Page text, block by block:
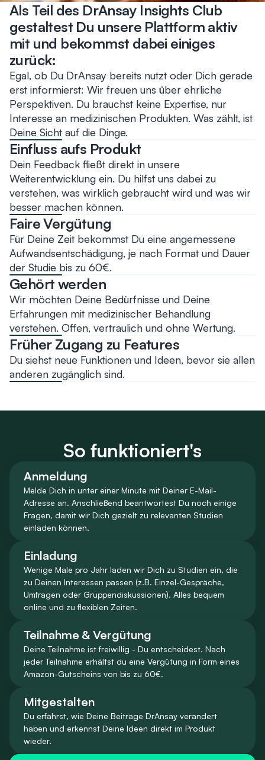
Als Teil des DrAnsay Insights Club
gestaltest Du unsere Plattform aktiv
mit und bekommst dabei einiges
zurück:
Egal, ob Du DrAnsay bereits nutzt oder Dich gerade
erst informierst: Wir freuen uns über ehrliche
Perspektiven. Du brauchst keine Expertise, nur
Interesse an medizinischen Produkten. Was zählt, ist
Deine Sicht auf die Dinge.
Einfluss aufs Produkt
Dein Feedback fließt direkt in unsere
Weiterentwicklung ein. Du hilfst uns dabei zu
verstehen, was wirklich gebraucht wird und was wir
besser machen können.
Faire Vergütung
Für Deine Zeit bekommst Du eine angemessene
Aufwandsentschädigung, je nach Format und Dauer
der Studie bis zu 60€.
Gehört werden
Wir möchten Deine Bedürfnisse und Deine
Erfahrungen mit medizinischer Behandlung
verstehen. Offen, vertraulich und ohne Wertung.
Früher Zugang zu Features
Du siehst neue Funktionen und Ideen, bevor sie allen
anderen zugänglich sind.
So funktioniert's
Anmeldung
Melde Dich in unter einer Minute mit Deiner E-Mail-
Adresse an. Anschließend beantwortest Du noch einige
Fragen, damit wir Dich gezielt zu relevanten Studien
einladen können.
Einladung
Wenige Male pro Jahr laden wir Dich zu Studien ein, die
zu Deinen Interessen passen (z.B. Einzel-Gespräche,
Umfragen oder Gruppendiskussionen). Alles bequem
online und zu flexiblen Zeiten.
Teilnahme & Vergütung
Deine Teilnahme ist freiwillig - Du entscheidest. Nach
jeder Teilnahme erhältst du eine Vergütung in Form eines
Amazon-Gutscheins von bis zu 60€.
Mitgestalten
Du erfährst, wie Deine Beiträge DrAnsay verändert
haben und erkennst Deine Ideen direkt im Produkt
wieder.